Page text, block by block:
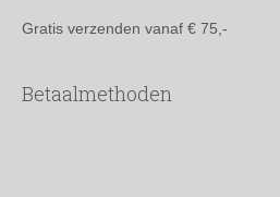
Gratis verzenden vanaf € 75,-
Betaalmethoden